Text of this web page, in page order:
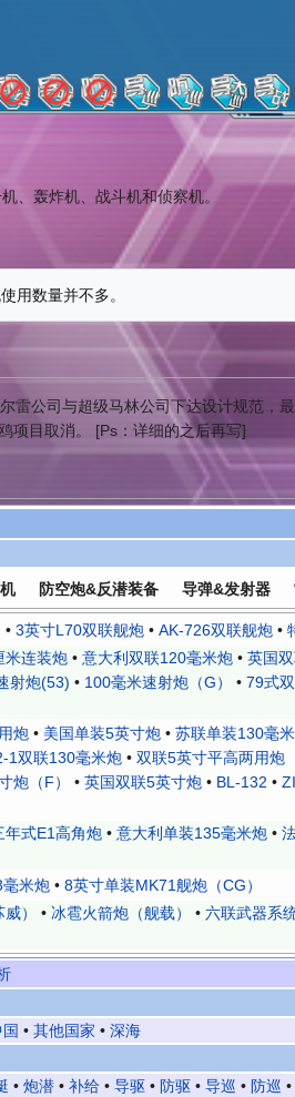
、轰炸机、战斗机和侦察机。
公司与超级马林公司下达设计规范，最
项目取消。 [Ps：详细的之后再写]
防空炮&反潜装备 导弹&发射器
• 3英寸L70双联舰炮 • AK-726双联舰炮 •
米连装炮 • 意大利双联120毫米炮 • 英国
射炮(53) • 100毫米速射炮（G） • 79式
炮 • 美国单装5英寸炮 • 苏联单装130毫
双联130毫米炮 • 双联5英寸平高两用炮
炮（F） • 英国双联5英寸炮 • BL-132 •
年式E1高角炮 • 意大利单装135毫米炮 •
米炮 • 8英寸单装MK71舰炮（CG）
） • 冰雹火箭炮（舰载） • 六联武器系
• 其他国家 • 深海
• 炮潜 • 补给 • 导驱 • 防驱 • 导巡 • 防巡 •